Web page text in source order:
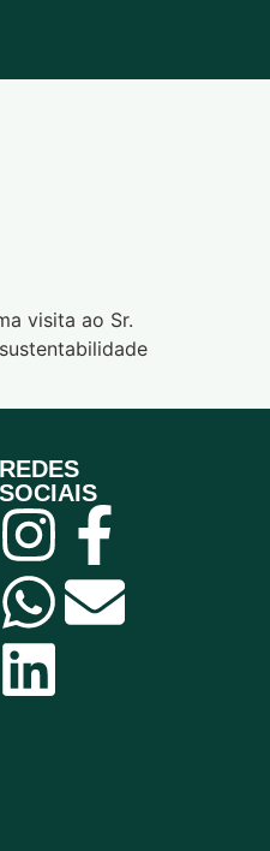
visita ao Sr.
REDES
SOCIAIS